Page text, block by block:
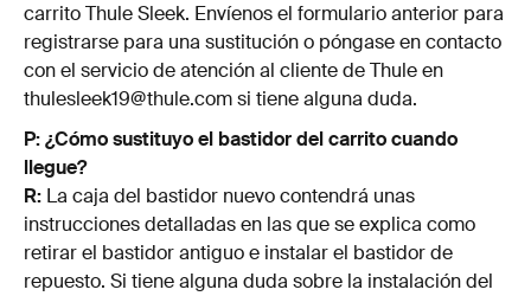
carrito Thule Sleek. Envíenos el formulario anterior para
registrarse para una sustitución o póngase en contacto
con el servicio de atención al cliente de Thule en
thulesleek19@thule.com si tiene alguna duda.
P: ¿Cómo sustituyo el bastidor del carrito cuando
llegue?
R: La caja del bastidor nuevo contendrá unas
instrucciones detalladas en las que se explica como
retirar el bastidor antiguo e instalar el bastidor de
repuesto. Si tiene alguna duda sobre la instalación del